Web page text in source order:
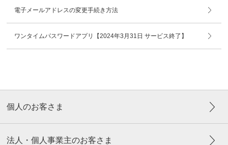
電子メールアドレスの変更手続き方法
ワンタイムパスワードアプリ【2024年3月31日 サービス終了】
個人のお客さま
法人・個人事業主のお客さま